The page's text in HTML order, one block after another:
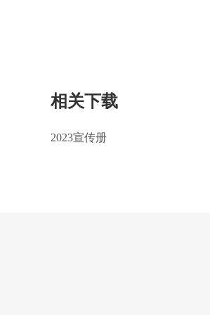
相关下载
2023宣传册